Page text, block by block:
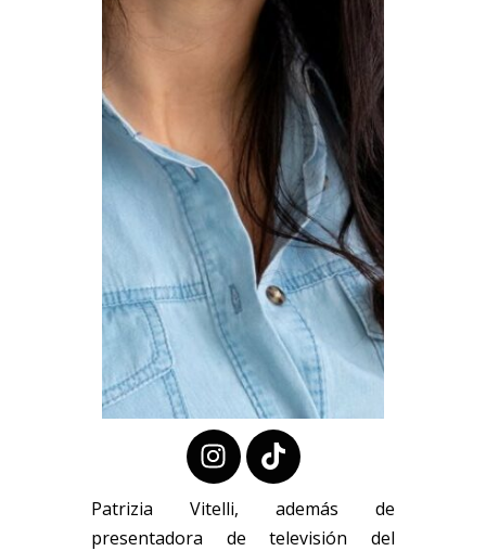
Patrizia Vitelli, además de
presentadora de televisión del